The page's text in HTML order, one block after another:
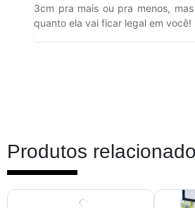
3cm pra mais ou pra menos,
quanto ela vai ficar legal em você!
Produtos